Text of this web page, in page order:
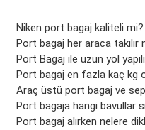
Niken port bagaj kaliteli mi?
Port bagaj her araca takılır
Port Bagaj ile uzun yol
Port bagaj en fazla kaç kg
Araç üstü port bagaj ve
Port bagaja hangi bavullar
Port bagaj alırken nelere